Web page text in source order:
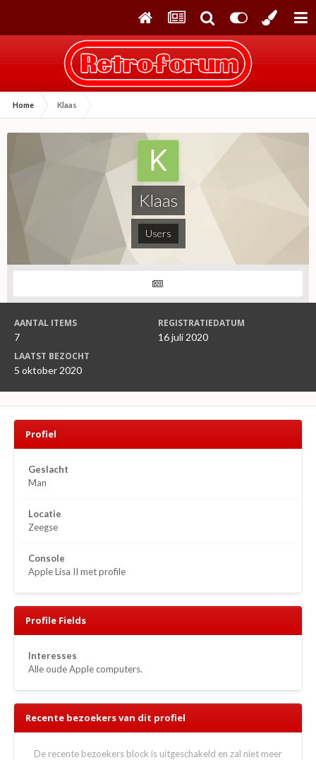
Home Klaas
Klaas
Users
AANTAL ITEMS
7
REGISTRATIEDATUM
16 juli 2020
LAATST BEZOCHT
5 oktober 2020
Profiel
Geslacht
Man
Locatie
Zeegse
Console
Apple Lisa II met profile
Profile Fields
Interesses
Alle oude Apple computers.
Recente bezoekers van dit profiel
De recente bezoekers block is uitgeschakeld en zal niet meer